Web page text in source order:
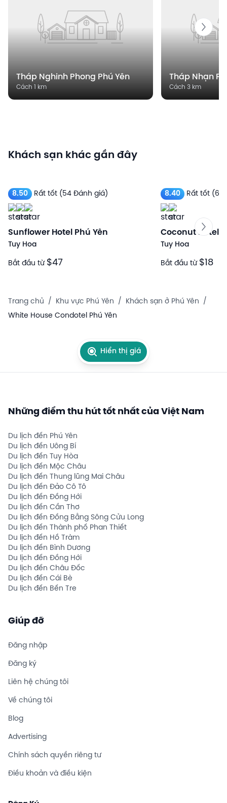
Tháp Nghinh Phong Phú Yên
Cách 1 km
Tháp Nhạn
Cách 3 km
Khách sạn khác gần đây
8.50 Rất tốt (54 Đánh giá)
Sunflower Hotel Phú Yên
Tuy Hoa
Bắt đầu từ $47
8.40 Rất tốt
Coconut Hotel
Tuy Hoa
Bắt đầu từ $18
Trang chủ / Khu vực Phú Yên / Khách sạn ở Phú Yên
/
White House Condotel Phú Yên
Hiển thị giá
Những điểm thu hút tốt nhất của Việt Nam
Du lịch đến Phú Yên
Du lịch đến Uông Bí
Du lịch đến Tuy Hòa
Du lịch đến Mộc Châu
Du lịch đến Thung lũng Mai Châu
Du lịch đến Đảo Cô Tô
Du lịch đến Đồng Hới
Du lịch đến Cần Thơ
Du lịch đến Đồng Bằng Sông Cửu Long
Du lịch đến Thành phố Phan Thiết
Du lịch đến Hồ Tràm
Du lịch đến Bình Dương
Du lịch đến Đồng Hới
Du lịch đến Châu Đốc
Du lịch đến Cái Bè
Du lịch đến Bến Tre
Giúp đỡ
Đăng nhập
Đăng ký
Liên hệ chúng tôi
Về chúng tôi
Blog
Advertising
Chính sách quyền riêng tư
Điều khoản và điều kiện